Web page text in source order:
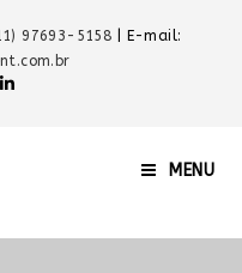
97693-5158
| E-mail:
MENU